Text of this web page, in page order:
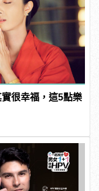
很幸福，這5點樂